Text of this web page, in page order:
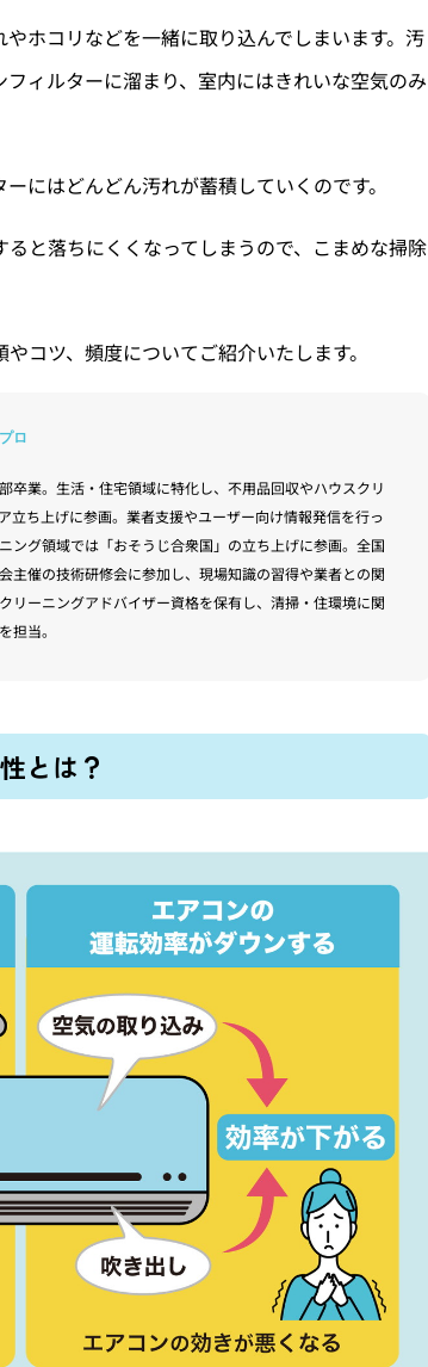
ホコリなどを一緒に取り込んでしまいます。汚
ィルターに溜まり、室内にはきれいな空気のみ
にはどんどん汚れが蓄積していくのです。
と落ちにくくなってしまうので、こまめな掃除
コツ、頻度についてご紹介いたします。
卒業。生活・住宅領域に特化し、不用品回収やハウスクリ
立ち上げに参画。業者支援やユーザー向け情報発信を行っ
ング領域では「おそうじ合衆国」の立ち上げに参画。全国
主催の技術研修会に参加し、現場知識の習得や業者との関
リーニングアドバイザー資格を保有し、清掃・住環境に関
担当。
とは？